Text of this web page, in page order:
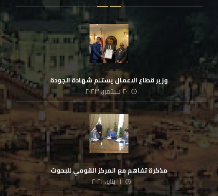
وزير قطاع الاعمال يستلم شهادة الجودة
٢٠ سبتمبر، ٢٠٢٣
مذكرة تفاهم مع المركز القومي للبحوث
١١ يناير، ٢٠٢١